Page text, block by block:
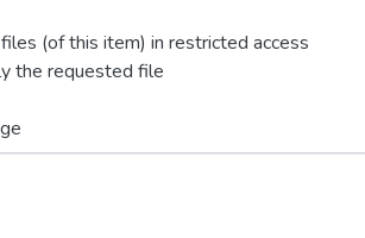
(of this item) in restricted access
the requested file